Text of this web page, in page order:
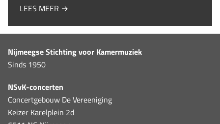
LEES MEER →
Nijmeegse Stichting voor Kamermuziek
Sinds 1950
NSvK-concerten
Concertgebouw De Vereeniging
Keizer Karelplein 2d